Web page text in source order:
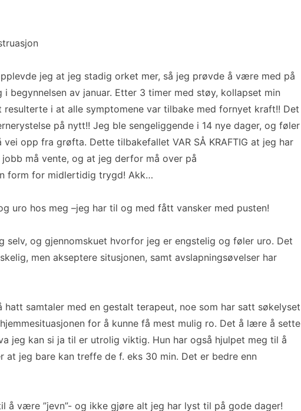
jeg at jeg stadig orket mer, så jeg prøvde å være med på
begynnelsen av januar. Etter 3 timer med støy, kollapset min
resulterte i at alle symptomene var tilbake med fornyet kraft!! Det
på nytt!! Jeg ble sengeliggende i 14 nye dager, og føler
opp fra grøfta. Dette tilbakefallet VAR SÅ KRAFTIG at jeg har
må vente, og at jeg derfor må over på
form for midlertidig trygd! Akk…
uro hos meg –jeg har til og med fått vansker med pusten!
selv, og gjennomskuet hvorfor jeg er engstelig og føler uro. Det
men akseptere situsjonen, samt avslapningsøvelser har
samtaler med en gestalt terapeut, noe som har satt søkelyset
for å kunne få mest mulig ro. Det å lære å sette
jeg kan si ja til er utrolig viktig. Hun har også hjulpet meg til å
at jeg bare kan treffe de f. eks 30 min. Det er bedre enn
å være ”jevn”- og ikke gjøre alt jeg har lyst til på gode dager!